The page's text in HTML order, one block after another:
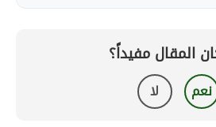
المقال مفيداً؟
نعم لا